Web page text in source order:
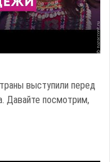
выступили перед
Давайте посмотрим,